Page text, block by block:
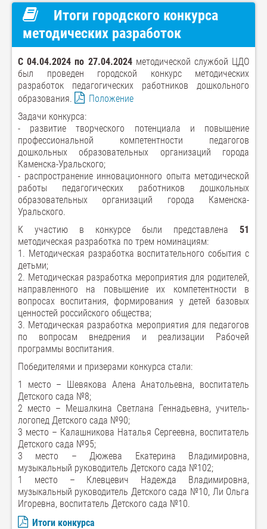
Итоги городского конкурса
методических разработок
С 04.04.2024 по 27.04.2024методической службой ЦДО
был проведен городской конкурс методических
разработок педагогических работников дошкольного
образования.
Положение
Задачи конкурса:
- развитие творческого потенциала и повышение
профессиональной компетентности педагогов
дошкольных образовательных организаций города
Каменска-Уральского;
- распространение инновационного опыта методической
работы педагогических работников дошкольных
образовательных организаций города Каменска-
Уральского.
К участию в конкурсе были представлена 51
методическая разработка по трем номинациям:
1. Методическая разработка воспитательного события с
детьми;
2. Методическая разработка мероприятия для родителей,
направленного на повышение их компетентности в
вопросах воспитания, формирования у детей базовых
ценностей российского общества;
3. Методическая разработка мероприятия для педагогов
по вопросам внедрения и реализации Рабочей
программы воспитания.
Победителями и призерами конкурса стали:
1 место – Шевякова Алена Анатольевна, воспитатель
Детского сада №8;
2 место – Мешалкина Светлана Геннадьевна, учитель-
логопед Детского сада №90;
3 место – Калашникова Наталья Сергеевна, воспитатель
Детского сада №95;
3 место – Дюжева Екатерина Владимировна,
музыкальный руководитель Детского сада №102;
1 место – Клевцевич Надежда Владимировна,
музыкальный руководитель Детского сада №10, Ли Ольга
Игоревна, воспитатель Детского сада №10.
Итоги конкурса